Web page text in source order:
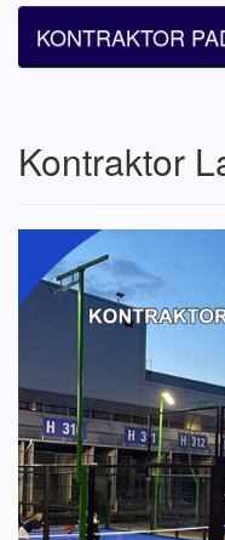
KONTRAKTOR
Kontraktor